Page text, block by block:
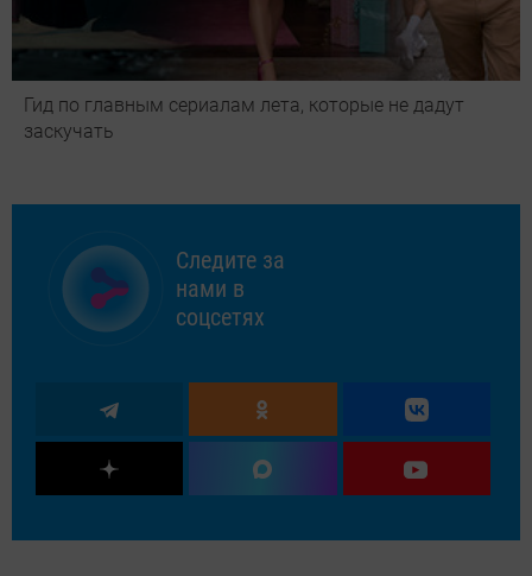
Гид по главным сериалам лета, которые не дадут
заскучать
Следите за
нами в
соцсетях